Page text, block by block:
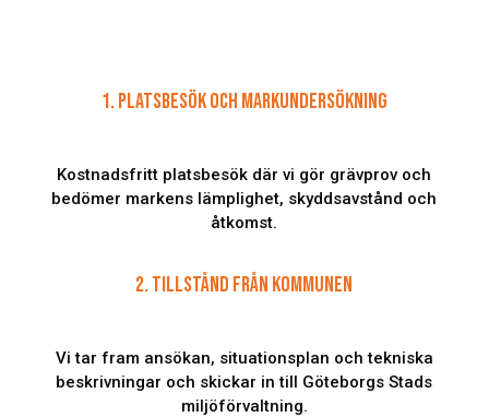
1. PLATSBESÖK OCH MARKUNDERSÖKNING
Kostnadsfritt platsbesök där vi gör grävprov och
bedömer markens lämplighet, skyddsavstånd och
åtkomst.
2. TILLSTÅND FRÅN KOMMUNEN
Vi tar fram ansökan, situationsplan och tekniska
beskrivningar och skickar in till Göteborgs Stads
miljöförvaltning.